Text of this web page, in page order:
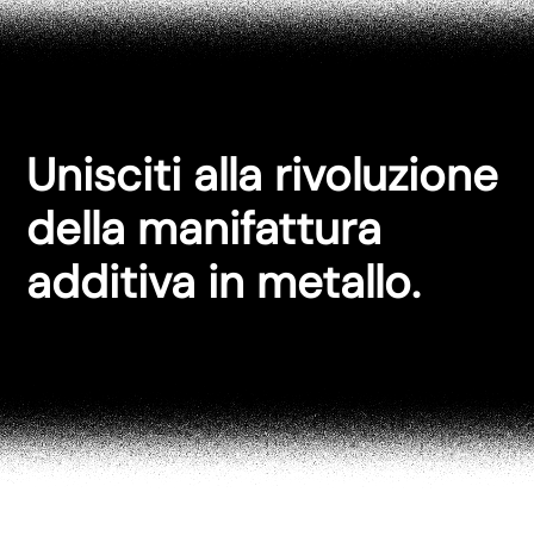
Unisciti alla rivoluzione
della manifattura
additiva in metallo.